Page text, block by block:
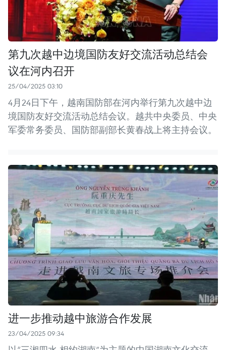
第九次越中边境国防友好交流活动总结会
议在河内召开
25/04/2025 03:10
4月24日下午，越南国防部在河内举行第九次越中边
境国防友好交流活动总结会议。越共中央委员、中央
军委常务委员、国防部副部长黄春战上将主持会议。
进一步推动越中旅游合作发展
23/04/2025 09:34